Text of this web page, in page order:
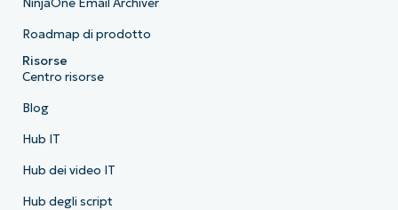
Roadmap di prodotto
Risorse
Centro risorse
Blog
Hub IT
Hub dei video IT
Hub degli script